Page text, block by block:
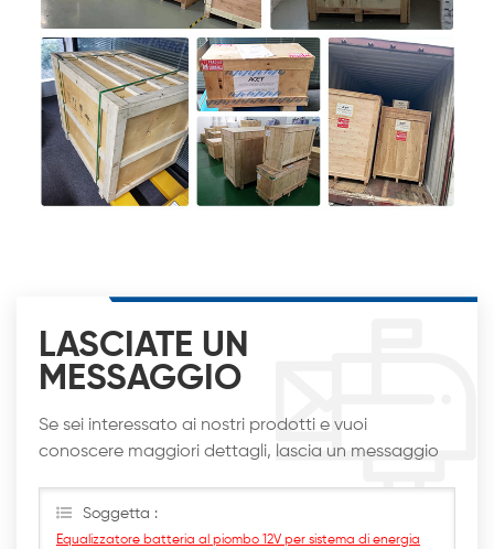
LASCIATE UN
MESSAGGIO
Se sei interessato ai nostri prodotti e vuoi
conoscere maggiori dettagli, lascia un messaggio
Soggetta :
Equalizzatore batteria al piombo 12V per sistema di energia